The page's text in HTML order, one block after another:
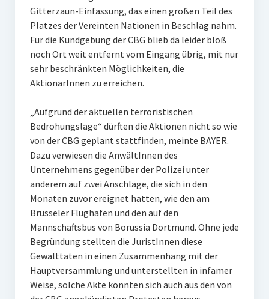
Gitterzaun-Einfassung, das einen großen Teil des
Platzes der Vereinten Nationen in Beschlag nahm.
Für die Kundgebung der CBG blieb da leider bloß
noch Ort weit entfernt vom Eingang übrig, mit nur
sehr beschränkten Möglichkeiten, die
AktionärInnen zu erreichen.
„Aufgrund der aktuellen terroristischen
Bedrohungslage“ dürften die Aktionen nicht so wie
von der CBG geplant stattfinden, meinte BAYER.
Dazu verwiesen die AnwältInnen des
Unternehmens gegenüber der Polizei unter
anderem auf zwei Anschläge, die sich in den
Monaten zuvor ereignet hatten, wie den am
Brüsseler Flughafen und den auf den
Mannschaftsbus von Borussia Dortmund. Ohne jede
Begründung stellten die JuristInnen diese
Gewalttaten in einen Zusammenhang mit der
Hauptversammlung und unterstellten in infamer
Weise, solche Akte könnten sich auch aus den von